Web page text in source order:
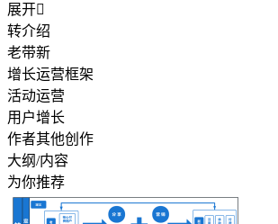
展开
转介绍
老带新
增长运营框架
活动运营
用户增长
作者其他创作
大纲/内容
为你推荐